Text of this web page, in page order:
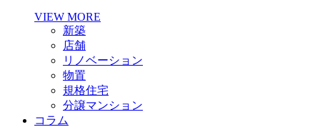
VIEW MORE
新築
店舗
リノベーション
物置
規格住宅
分譲マンション
コラム